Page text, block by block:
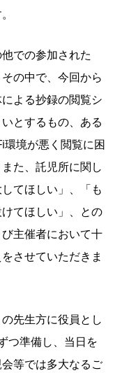
での参加された
の中で、今回から
よる抄録の閲覧シ
とするもの、ある
環境が悪く閲覧に困
た、託児所に関し
てほしい」、「も
てほしい」、との
主催者において十
させていただきま
先生方に役員とし
つ準備し、当日を
等では多大なるご